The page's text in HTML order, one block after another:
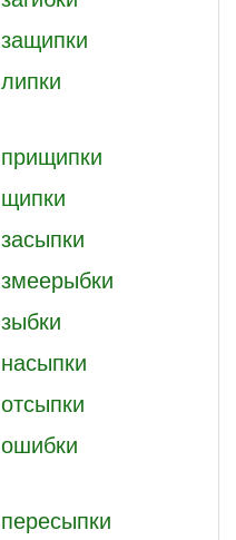
защипки
липки
прищипки
щипки
засыпки
змеерыбки
зыбки
насыпки
отсыпки
ошибки
пересыпки